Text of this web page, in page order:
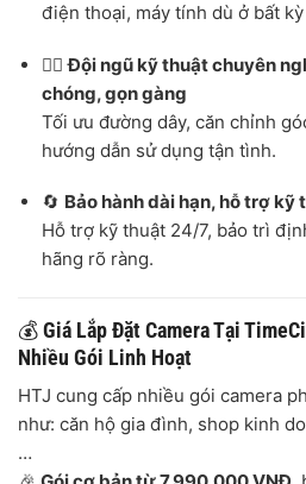
điện thoại, máy tính dù ở bất kỳ
👷‍♂️Đội ngũ kỹ thuật chuyên
chóng, gọn gàng
Tối ưu đường dây, căn chỉnh
hướng dẫn sử dụng tận tình.
🔄 Bảo hành dài hạn, hỗ trợ kỹ
Hỗ trợ kỹ thuật 24/7, bảo trì
hãng rõ ràng.
💰Giá Lắp Đặt Camera Tại
Nhiều Gói Linh Hoạt
HTJ cung cấp nhiều gói camera
như: căn hộ gia đình, shop kinh
…